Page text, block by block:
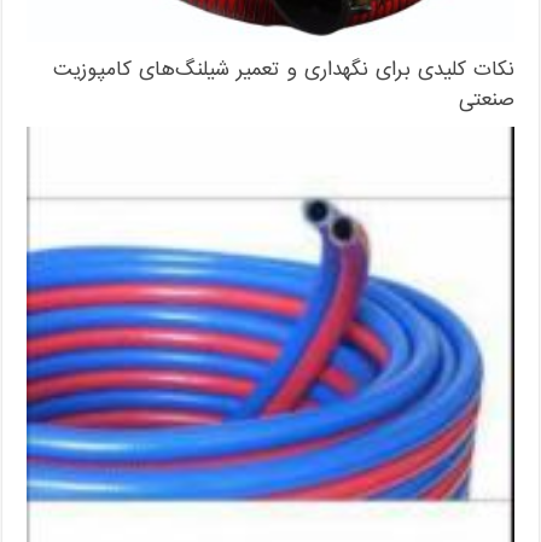
نکات کلیدی برای نگهداری و تعمیر شیلنگ‌های کامپوزیت
صنعتی